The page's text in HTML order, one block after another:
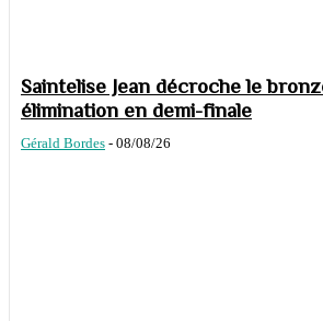
Saintelise Jean décroche le
élimination en demi-finale
Gérald Bordes - 08/08/26